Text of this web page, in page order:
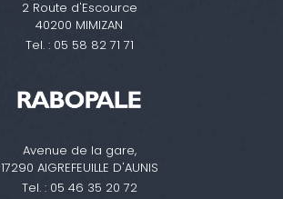
2 Route d'Escource
40200 MIMIZAN
Tel. : 05 58 82 71 71
Avenue de la gare,
17290 AIGREFEUILLE D'AUNIS
Tel. : 05 46 35 20 72